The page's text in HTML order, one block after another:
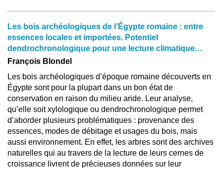
Les bois archéologiques de l’Égypte romaine : entre
essences locales et importées. Potentiel
dendrochronologique pour une lecture climatique…
François Blondel
Les bois archéologiques d’époque romaine découverts en
Égypte sont pour la plupart dans un bon état de
conservation en raison du milieu aride. Leur analyse,
qu’elle soit xylologique ou dendrochronologique permet
d’aborder plusieurs problématiques : provenance des
essences, modes de débitage et usages du bois, mais
aussi environnement. En effet, les arbres sont des archives
naturelles qui au travers de la lecture de leurs cernes de
croissance livrent de précieuses données sur leur